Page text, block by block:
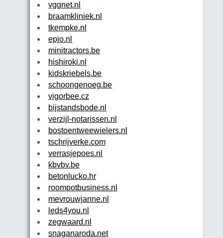
vggnet.nl
braamkliniek.nl
tkempke.nl
epjo.nl
minitractors.be
hishiroki.nl
kidskriebels.be
schoongenoeg.be
vigorbee.cz
bijstandsbode.nl
verzijl-notarissen.nl
bostoentweewielers.nl
tschrijverke.com
verrasjepoes.nl
kbvbv.be
betonlucko.hr
roompotbusiness.nl
mevrouwjanne.nl
leds4you.nl
zegwaard.nl
snaganaroda.net